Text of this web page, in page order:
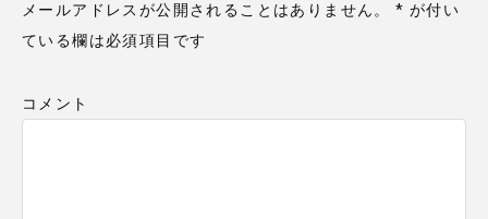
メールアドレスが公開されることはありません。 * が付い
ている欄は必須項目です
コメント